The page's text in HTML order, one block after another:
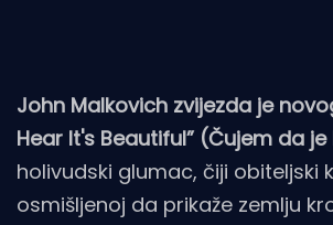
John Malkovich zvijezda je
Hear It's Beautiful” (Čujem da
holivudski glumac, čiji obiteljski
osmišljenoj da prikaže zemlju